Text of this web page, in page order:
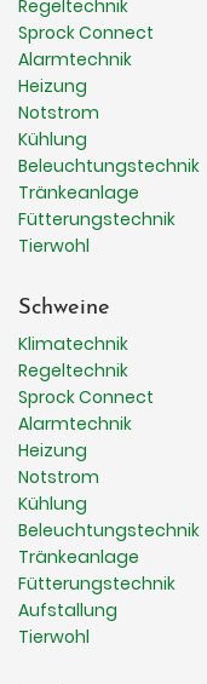
Regeltechnik
Sprock Connect
Alarmtechnik
Heizung
Notstrom
Kühlung
Beleuchtungstechnik
Tränkeanlage
Fütterungstechnik
Tierwohl
Schweine
Klimatechnik
Regeltechnik
Sprock Connect
Alarmtechnik
Heizung
Notstrom
Kühlung
Beleuchtungstechnik
Tränkeanlage
Fütterungstechnik
Aufstallung
Tierwohl